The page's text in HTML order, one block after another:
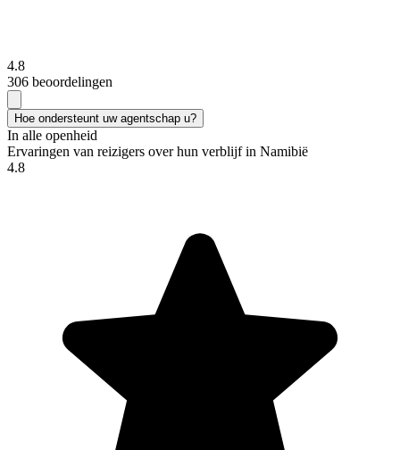
4.8
306 beoordelingen
Hoe ondersteunt uw agentschap u?
In alle openheid
Ervaringen van reizigers over hun verblijf in Namibië
4.8